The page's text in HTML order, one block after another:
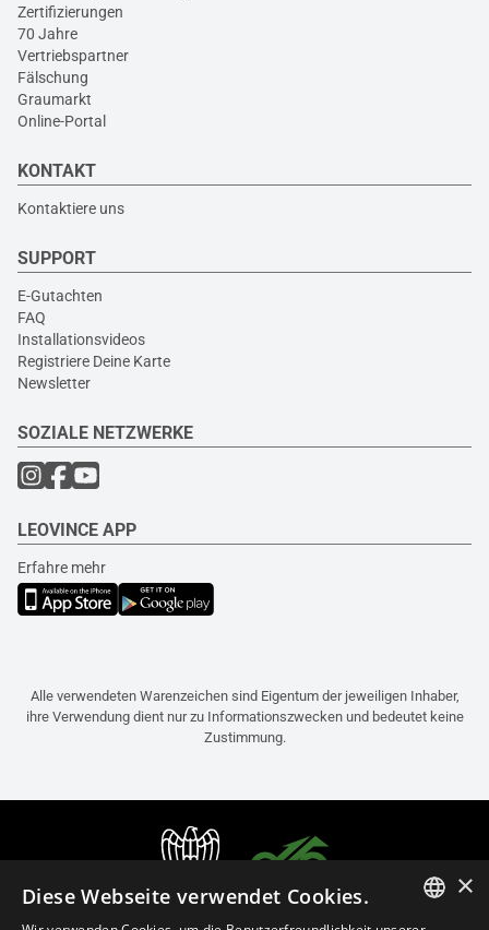
Zertifizierungen
70 Jahre
Vertriebspartner
Fälschung
Graumarkt
Online-Portal
KONTAKT
Kontaktiere uns
SUPPORT
E-Gutachten
FAQ
Installationsvideos
Registriere Deine Karte
Newsletter
SOZIALE NETZWERKE
LEOVINCE APP
Erfahre mehr
Alle verwendeten Warenzeichen sind Eigentum der jeweiligen Inhaber,
ihre Verwendung dient nur zu Informationszwecken und bedeutet keine
Zustimmung.
×
Diese Webseite verwendet Cookies.